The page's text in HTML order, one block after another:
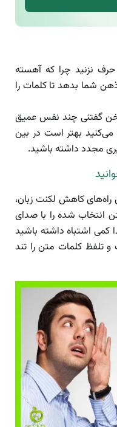
نزنید چرا که آهسته
شما بدهد تا کلمات را
گفتنی چند نفس عمیق
می‌کنید بهتر است در بین
مجدد داشته باشید.
راه‌های کاهش لکنت زبان،
انتخاب شده را با صدای
کمی اشتباه داشته باشید
تلفظ کلمات متن را تند